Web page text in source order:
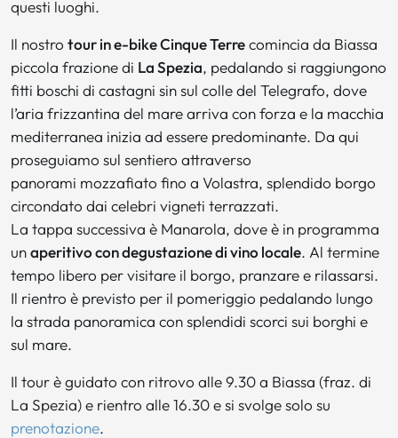
questi luoghi.
Il nostro tour in e-bike Cinque Terrecomincia da Biassa
piccola frazione di La Spezia, pedalando si raggiungono
fitti boschi di castagni sin sul colle del Telegrafo, dove
l’aria frizzantina del mare arriva con forza e la macchia
mediterranea inizia ad essere predominante. Da qui
proseguiamo sul sentiero attraverso
panorami mozzafiato fino a Volastra, splendido borgo
circondato dai celebri vigneti terrazzati.
La tappa successiva è Manarola, dove è in programma
unaperitivo con degustazione di vino locale. Al termine
tempo libero per visitare il borgo, pranzare e rilassarsi.
Il rientro è previsto per il pomeriggio pedalando lungo
la strada panoramica con splendidi scorci sui borghi e
sul mare.
Il tour è guidato con ritrovo alle 9.30 a Biassa (fraz. di
La Spezia) e rientro alle 16.30 e si svolge solo su
prenotazione.